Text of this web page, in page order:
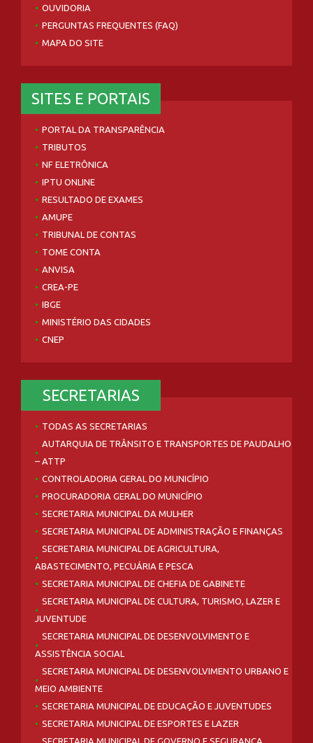
OUVIDORIA
PERGUNTAS FREQUENTES (FAQ)
MAPA DO SITE
SITES E PORTAIS
PORTAL DA TRANSPARÊNCIA
TRIBUTOS
NF ELETRÔNICA
IPTU ONLINE
RESULTADO DE EXAMES
AMUPE
TRIBUNAL DE CONTAS
TOME CONTA
ANVISA
CREA-PE
IBGE
MINISTÉRIO DAS CIDADES
CNEP
SECRETARIAS
TODAS AS SECRETARIAS
AUTARQUIA DE TRÂNSITO E TRANSPORTES DE PAUDALHO
– ATTP
CONTROLADORIA GERAL DO MUNICÍPIO
PROCURADORIA GERAL DO MUNICÍPIO
SECRETARIA MUNICIPAL DA MULHER
SECRETARIA MUNICIPAL DE ADMINISTRAÇÃO E FINANÇAS
SECRETARIA MUNICIPAL DE AGRICULTURA,
ABASTECIMENTO, PECUÁRIA E PESCA
SECRETARIA MUNICIPAL DE CHEFIA DE GABINETE
SECRETARIA MUNICIPAL DE CULTURA, TURISMO, LAZER E
JUVENTUDE
SECRETARIA MUNICIPAL DE DESENVOLVIMENTO E
ASSISTÊNCIA SOCIAL
SECRETARIA MUNICIPAL DE DESENVOLVIMENTO URBANO E
MEIO AMBIENTE
SECRETARIA MUNICIPAL DE EDUCAÇÃO E JUVENTUDES
SECRETARIA MUNICIPAL DE ESPORTES E LAZER